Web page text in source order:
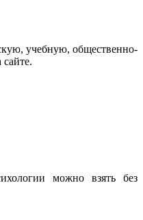
учебную, общественно-
можно взять без